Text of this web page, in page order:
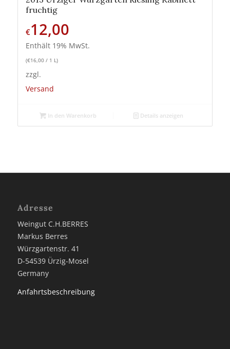
fruchtig
€12,00
Enthält 19% MwSt.
(€16,00/ 1 L)
zzgl.
Versand
In den Warenkorb Details anzeigen
Adresse
Weingut C.H.BERRES
Markus Berres
Würzgartenstr. 41
D-54539 Ürzig-Mosel
Germany
Anfahrtsbeschreibung